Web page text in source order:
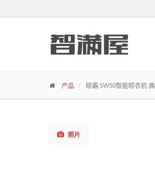
产品 晾霸 SW50智能晾衣机
照片